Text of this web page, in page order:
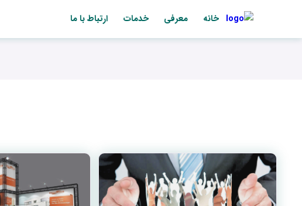
رفتن
به
خانه معرفی خدمات ارتباط با ما